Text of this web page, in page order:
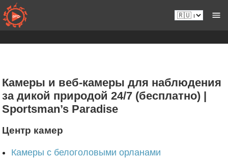
Перейти
к
контенту
Ru.sportsmansparadiseonline.com
Камеры и веб-камеры для наблюдения
за дикой природой 24/7 (бесплатно) |
Sportsman’s Paradise
Центр камер
Камеры с белоголовыми орланами